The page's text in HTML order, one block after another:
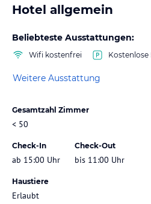
Hotel allgemein
Beliebteste Ausstattungen:
Wifi kostenfrei Kostenlose
Weitere Ausstattung
Gesamtzahl Zimmer
< 50
Check-In
ab 15:00 Uhr
Check-Out
bis 11:00 Uhr
Haustiere
Erlaubt